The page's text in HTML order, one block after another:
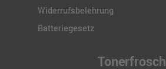
Widerrufsbelehrung
Batteriegesetz
Tonerfrosch